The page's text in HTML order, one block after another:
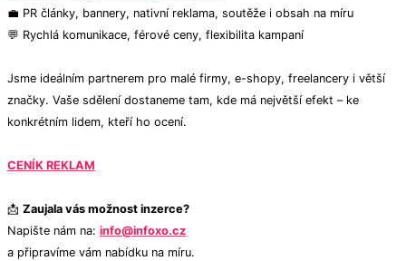
💼 PR články, bannery, nativní reklama, soutěže i obsah na míru
💬 Rychlá komunikace, férové ceny, flexibilita kampaní
Jsme ideálním partnerem pro malé firmy, e-shopy, freelancery i větší
značky. Vaše sdělení dostaneme tam, kde má největší efekt – ke
konkrétním lidem, kteří ho ocení.
CENÍK REKLAM
📩 Zaujala vás možnost inzerce?
Napište nám na: info@infoxo.cz
a připravíme vám nabídku na míru.